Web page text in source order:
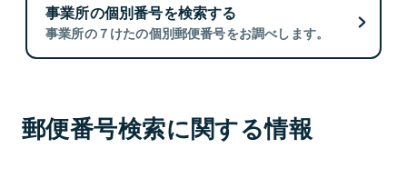
事業所の個別番号を検索する
事業所の７けたの個別郵便番号をお調べします。
郵便番号検索に関する情報